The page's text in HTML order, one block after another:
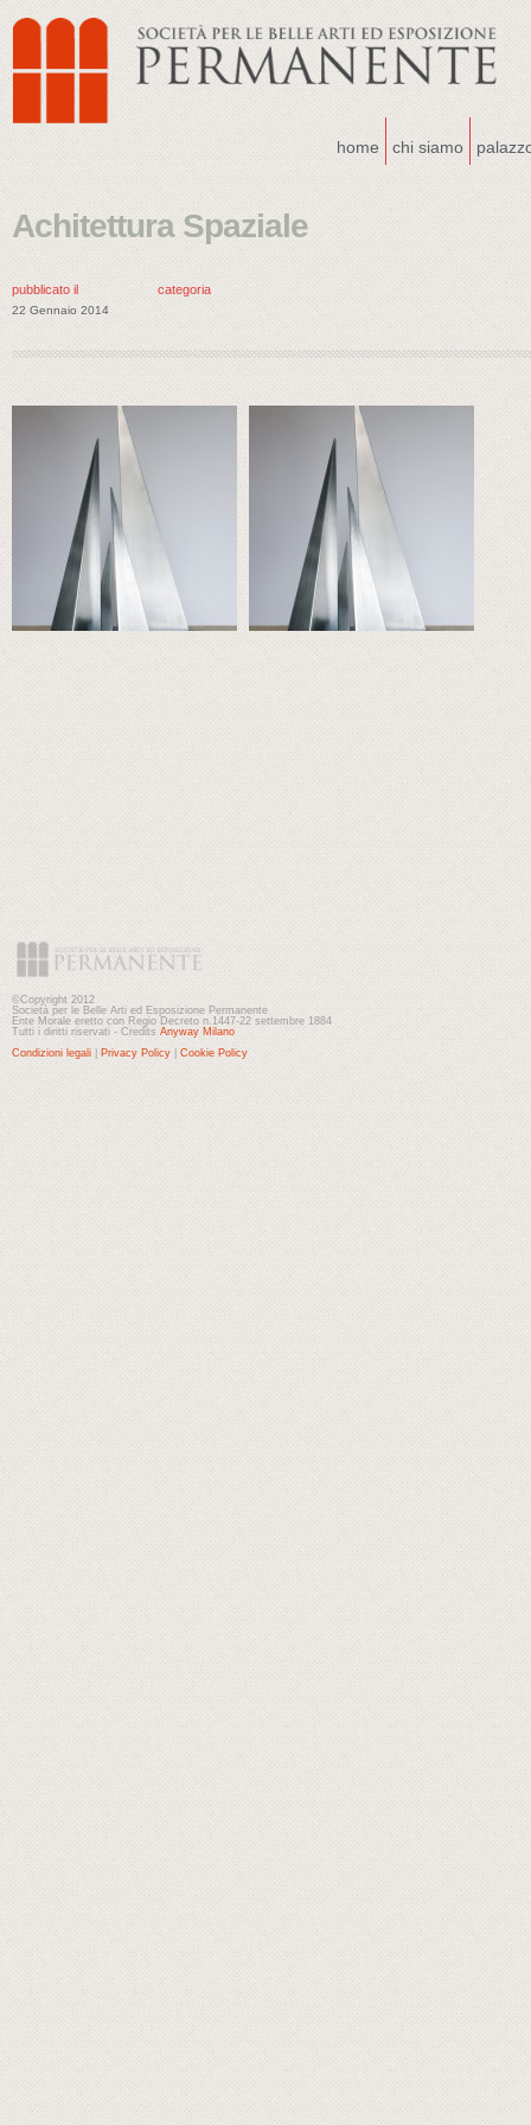
home chi siamo
Achitettura Spaziale
pubblicato il
22 Gennaio 2014
categoria
©Copyright 2012
Società per le Belle Arti ed Esposizione Permanente
Ente Morale eretto con Regio Decreto n.1447-22 settembre 1884
Tutti i diritti riservati - Credits Anyway Milano
Condizioni legali
Privacy Policy Cookie Policy